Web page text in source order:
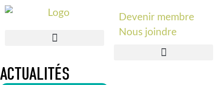
Devenir membre
Nous joindre
ACTUALITÉS